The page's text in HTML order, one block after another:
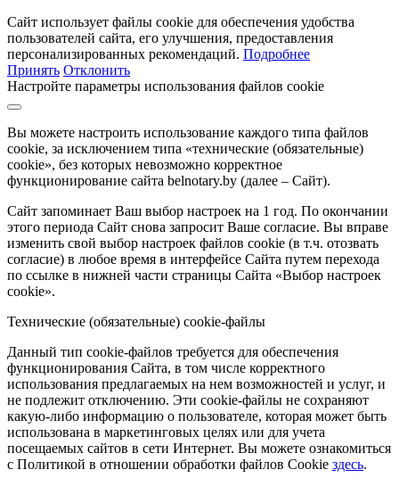
Сайт использует файлы cookie для обеспечения удобства
пользователей сайта, его улучшения, предоставления
персонализированных рекомендаций. Подробнее
Принять Отклонить
Настройте параметры использования файлов cookie
Вы можете настроить использование каждого типа файлов
cookie, за исключением типа «технические (обязательные)
cookie», без которых невозможно корректное
функционирование сайта belnotary.by (далее – Сайт).
Сайт запоминает Ваш выбор настроек на 1 год. По окончании
этого периода Сайт снова запросит Ваше согласие. Вы вправе
изменить свой выбор настроек файлов cookie (в т.ч. отозвать
согласие) в любое время в интерфейсе Сайта путем перехода
по ссылке в нижней части страницы Сайта «Выбор настроек
cookie».
Технические (обязательные) cookie-файлы
Данный тип cookie-файлов требуется для обеспечения
функционирования Сайта, в том числе корректного
использования предлагаемых на нем возможностей и услуг, и
не подлежит отключению. Эти cookie-файлы не сохраняют
какую-либо информацию о пользователе, которая может быть
использована в маркетинговых целях или для учета
посещаемых сайтов в сети Интернет. Вы можете ознакомиться
с Политикой в отношении обработки файлов Cookie здесь.